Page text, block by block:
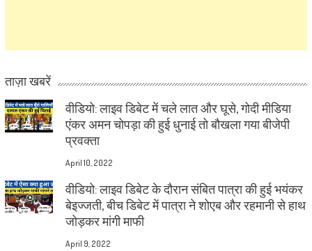
ताज़ा खबरें
वीडियो: लाइव डिबेट में चले लात और घूसे, गोदी मीडिया
एंकर अमन चोपड़ा की हुई धुनाई तो बौखला गया बीजेपी
प्रवक्ता
April 10, 2022
वीडियो: लाइव डिबेट के दौरान संबित पात्रा की हुई भयंकर
बेइज्जती, बीच डिबेट में पात्रा ने शोएब और रहमानी से हाथ
जोड़कर मांगी माफी
April 9, 2022